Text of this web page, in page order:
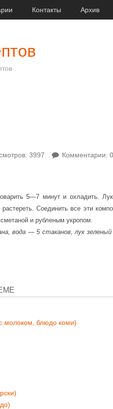
Контакты Архив
3997
Комментарии: 0
5—7 минут и охладить.
растереть. Соединить все эти
и рубленым укропом.
вода — 5 стаканов, лук
молоком, блюдо коми)